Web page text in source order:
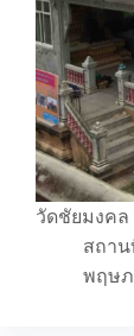
วัดชัยมงคล
สถา
พฤษภ